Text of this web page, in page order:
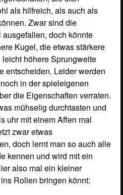
AiAiist bislang der
und darf natürlich auch
fehlen. Die zuversichtliche
selbsternannte Freundin, die
zu erlangen. Das
der beiden und aus der
Eltern zu helfen. Der
Erzrivale von AiAi. Im
beiden richtig gute Freunde
alteDoktor
erfindet aber allerlei
intelligent. Das furchtlose
ihrem Vater allerlei
in Gegenwart von AiAi
in ihn verliebt.